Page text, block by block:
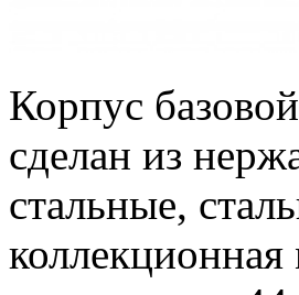
Корпус
сделан из
стальные,